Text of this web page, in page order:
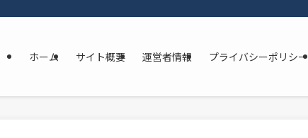
ホーム サイト概要 運営者情報 プライバシーポリシー